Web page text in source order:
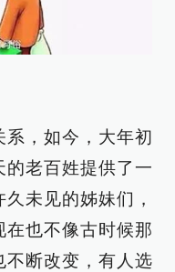
系，如今，大年初
的老百姓提供了一
未见的姊妹们，
在也不像古时候那
不断改变，有人选